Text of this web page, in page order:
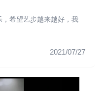
希望艺步越来越好，我
2021/07/27